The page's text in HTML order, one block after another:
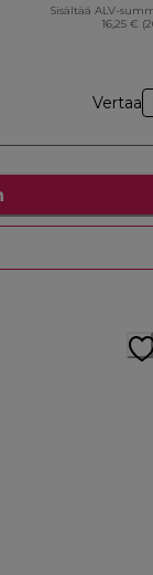
Sisältää ALV-
16,25 €
Vertaa